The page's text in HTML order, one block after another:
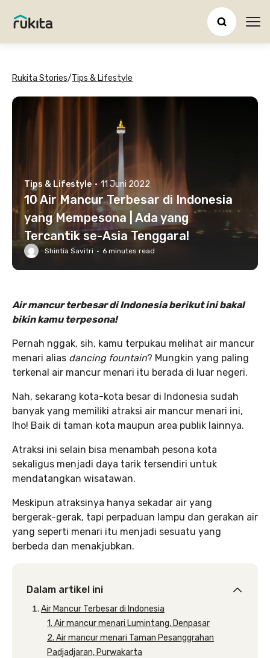
Rukita Stories/Tips & Lifestyle
Tips & Lifestyle · 11 Juni 2022
10 Air Mancur Terbesar di Indonesia
yang Mempesona | Ada yang
Tercantik se-Asia Tenggara!
Shintia Savitri · 6 minutes read
Air mancur terbesar di Indonesia berikut ini bakal
bikin kamu terpesona!
Pernah nggak, sih, kamu terpukau melihat air mancur
menari alias dancing fountain? Mungkin yang paling
terkenal air mancur menari itu berada di luar negeri.
Nah, sekarang kota-kota besar di Indonesia sudah
banyak yang memiliki atraksi air mancur menari ini,
lho! Baik di taman kota maupun area publik lainnya.
Atraksi ini selain bisa menambah pesona kota
sekaligus menjadi daya tarik tersendiri untuk
mendatangkan wisatawan.
Meskipun atraksinya hanya sekadar air yang
bergerak-gerak, tapi perpaduan lampu dan gerakan air
yang seperti menari itu menjadi sesuatu yang
berbeda dan menakjubkan.
Dalam artikel ini
Air Mancur Terbesar di Indonesia
1. Air mancur menari Lumintang, Denpasar
2. Air mancur menari Taman Pesanggrahan
Padjadjaran, Purwakarta